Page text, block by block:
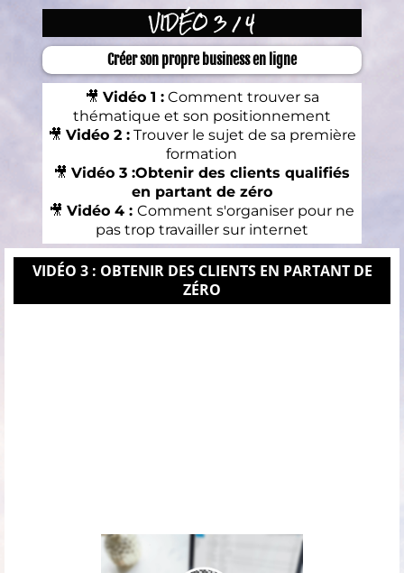
VIDÉO 3 / 4
Créer son propre business en ligne
🎥 Vidéo 1 :Comment trouver sa
thématique et son positionnement
🎥 Vidéo 2 :Trouver le sujet de sa première
formation
🎥Vidéo 3 :Obtenir des clients qualifiés
en partant de zéro
🎥Vidéo 4 :Comment s'organiser pour ne
pas trop travailler sur internet
VIDÉO 3 : OBTENIR DES CLIENTS EN PARTANT DE
ZÉRO